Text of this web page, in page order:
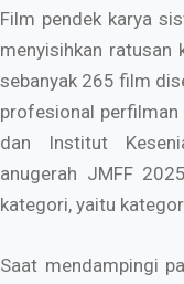
​Film pendek karya
menyisihkan ratusan
sebanyak 265 film
profesional perfilman
dan Institut
anugerah JMFF
kategori, yaitu
​Saat mendampingi